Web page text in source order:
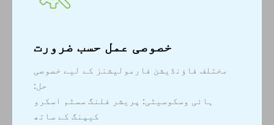
خصوصی عمل حسب ضرورت
مختلف فاؤنڈیشن فارمولیشنز کے لیے خصوصی
حل:
ہائی وسکوسیٹی: پریشر فلنگ سسٹم اسکرو
کیپنگ کے ساتھ